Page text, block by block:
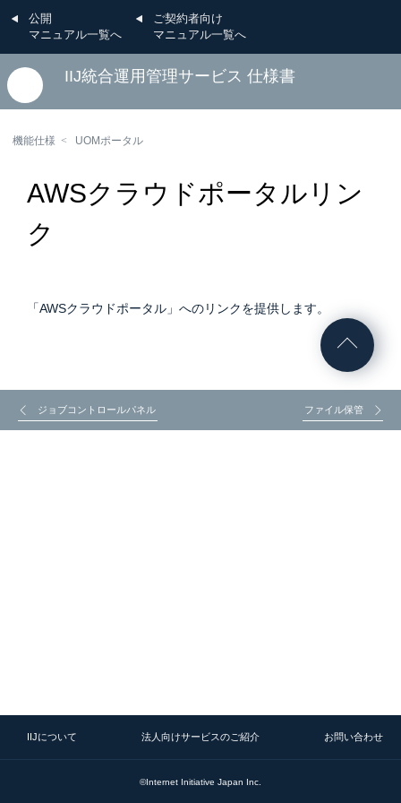
公開
マニュアル一覧へ
ご契約者向け
マニュアル一覧へ
IIJ統合運用管理サービス 仕様書
機能仕様 UOMポータル
AWSクラウドポータルリン
ク
「AWSクラウドポータル」へのリンクを提供します。
ジョブコントロールパネル ファイル保管
IIJについて 法人向けサービスのご紹介 お問い合わせ
©Internet Initiative Japan Inc.